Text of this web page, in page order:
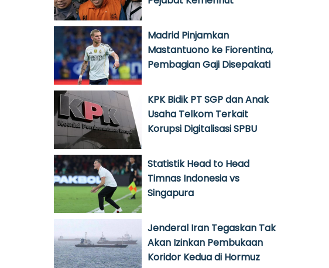
Madrid Pinjamkan
Mastantuono ke Fiorentina,
Pembagian Gaji Disepakati
KPK Bidik PT SGP dan Anak
Usaha Telkom Terkait
Korupsi Digitalisasi SPBU
Statistik Head to Head
Timnas Indonesia vs
Singapura
Jenderal Iran Tegaskan Tak
Akan Izinkan Pembukaan
Koridor Kedua di Hormuz